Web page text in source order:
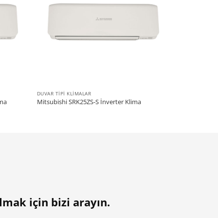
DUVAR TIPI KLIMALAR
Mitsubishi SRK25ZS-S İnverter Klima
için bizi arayın.